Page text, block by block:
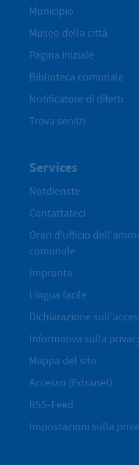
Municipio
Museo della città
Pagina iniziale
Biblioteca comunale
Notificatore di difetti
Trova servizi
Services
Notdienste
Contattateci
Orari d'ufficio
comunale
Impronta
Lingua facile
Dichiarazione
Informativa sulla
Mappa del sito
Accesso (Extranet)
RSS-Feed
Impostazioni sulla